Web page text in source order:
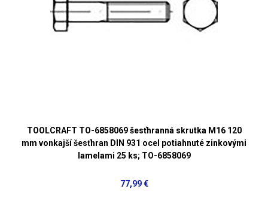
TOOLCRAFT TO-6858069 šesťhranná skrutka M16 120
mm vonkajší šesťhran DIN 931 ocel potiahnuté zinkovými
lamelami 25 ks; TO-6858069
77,99 €